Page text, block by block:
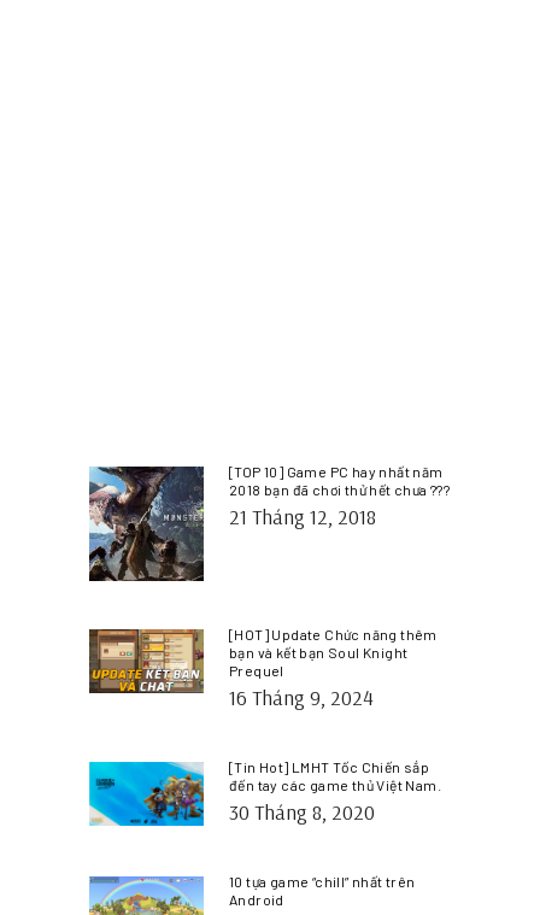
[TOP 10] Game PC hay nhất năm
2018 bạn đã chơi thử hết chưa ???
21 Tháng 12, 2018
[HOT] Update Chức năng thêm
bạn và kết bạn Soul Knight
Prequel
16 Tháng 9, 2024
[Tin Hot] LMHT Tốc Chiến sắp
đến tay các game thủ Việt Nam.
30 Tháng 8, 2020
10 tựa game “chill” nhất trên
Android